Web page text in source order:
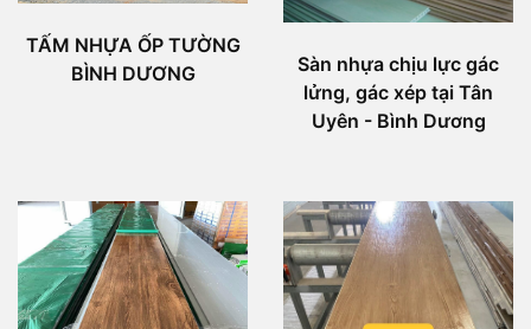
TẤM NHỰA ỐP TƯỜNG
BÌNH DƯƠNG
Sàn nhựa chịu lực gác
lửng, gác xép tại Tân
Uyên - Bình Dương